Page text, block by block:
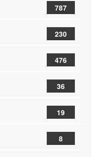
787
230
476
36
19
8